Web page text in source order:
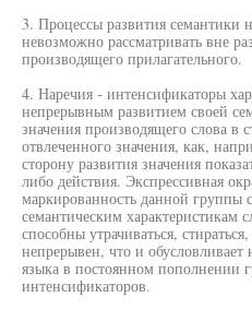
3. Процессы развития семантики
невозможно рассматривать вне
производящего прилагательного.
4. Наречия - интенсификаторы
непрерывным развитием своей
значения производящего слова в
отвлеченного значения, как,
сторону развития значения
либо действия. Экспрессивная
маркированность данной группы
семантическим характеристикам
способны утрачиваться,
непрерывен, что и обусловливает
языка в постоянном пополнении
интенсификаторов.